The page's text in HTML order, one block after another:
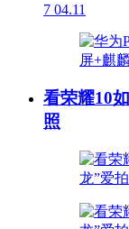
7 04.11
看荣耀10
照